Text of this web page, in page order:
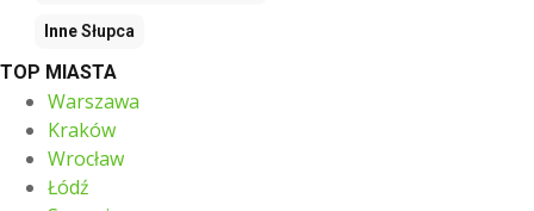
InneSłupca
TOP MIASTA
Warszawa
Kraków
Wrocław
Łódź